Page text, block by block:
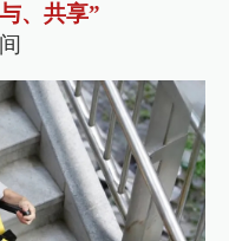
、共享”